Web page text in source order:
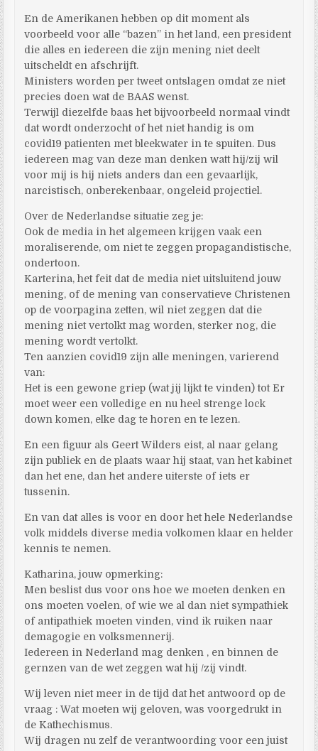
En de Amerikanen hebben op dit moment als
voorbeeld voor alle “bazen” in het land, een president
die alles en iedereen die zijn mening niet deelt
uitscheldt en afschrijft.
Ministers worden per tweet ontslagen omdat ze niet
precies doen wat de BAAS wenst.
Terwijl diezelfde baas het bijvoorbeeld normaal vindt
dat wordt onderzocht of het niet handig is om
covid19 patienten met bleekwater in te spuiten. Dus
iedereen mag van deze man denken watt hij/zij wil
voor mij is hij niets anders dan een gevaarlijk,
narcistisch, onberekenbaar, ongeleid projectiel.
Over de Nederlandse situatie zeg je:
Ook de media in het algemeen krijgen vaak een
moraliserende, om niet te zeggen propagandistische,
ondertoon.
Karterina, het feit dat de media niet uitsluitend jouw
mening, of de mening van conservatieve Christenen
op de voorpagina zetten, wil niet zeggen dat die
mening niet vertolkt mag worden, sterker nog, die
mening wordt vertolkt.
Ten aanzien covid19 zijn alle meningen, varierend
van:
Het is een gewone griep (wat jij lijkt te vinden) tot Er
moet weer een volledige en nu heel strenge lock
down komen, elke dag te horen en te lezen.
En een figuur als Geert Wilders eist, al naar gelang
zijn publiek en de plaats waar hij staat, van het kabinet
dan het ene, dan het andere uiterste of iets er
tussenin.
En van dat alles is voor en door het hele Nederlandse
volk middels diverse media volkomen klaar en helder
kennis te nemen.
Katharina, jouw opmerking:
Men beslist dus voor ons hoe we moeten denken en
ons moeten voelen, of wie we al dan niet sympathiek
of antipathiek moeten vinden, vind ik ruiken naar
demagogie en volksmennerij.
Iedereen in Nederland mag denken , en binnen de
gernzen van de wet zeggen wat hij /zij vindt.
Wij leven niet meer in de tijd dat het antwoord op de
vraag : Wat moeten wij geloven, was voorgedrukt in
de Kathechismus.
Wij dragen nu zelf de verantwoording voor een juist